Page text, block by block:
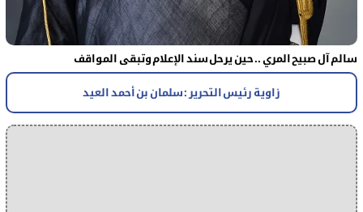
سالم آل صبيح المري .. حين يرحل سند الإعلام وتبقى المواقف
زاوية رئيس التحرير : سلمان بن أحمد العيد